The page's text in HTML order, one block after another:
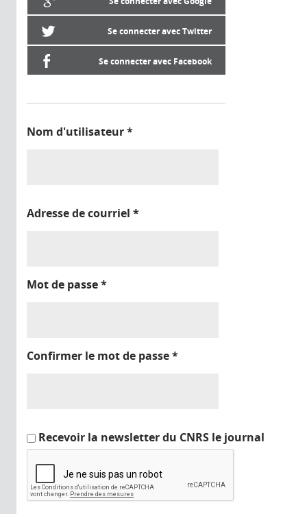
Se connecter avec Twitter
Se connecter avec Facebook
Nom d'utilisateur*
Adresse de courriel *
Mot de passe*
Confirmer le mot de passe*
Recevoir la newsletter du CNRS le journal